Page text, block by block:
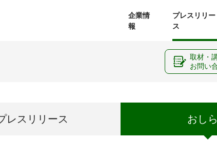
企業情
報
プレスリリー
ス
レス リリース おし
取材・
お問い